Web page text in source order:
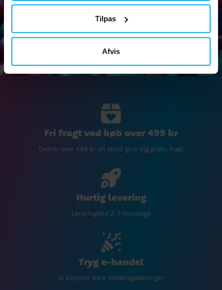
Tilpas
Afvis
Ok
Fri fragt ved køb over 499 kr
Ordrer over 499 kr vil alltid give dig gratis fragt
Hurtig levering
Leveringstid 2-3 hverdage
Tryg e-handel
Vi tilbyder sikre betalingsløsninger